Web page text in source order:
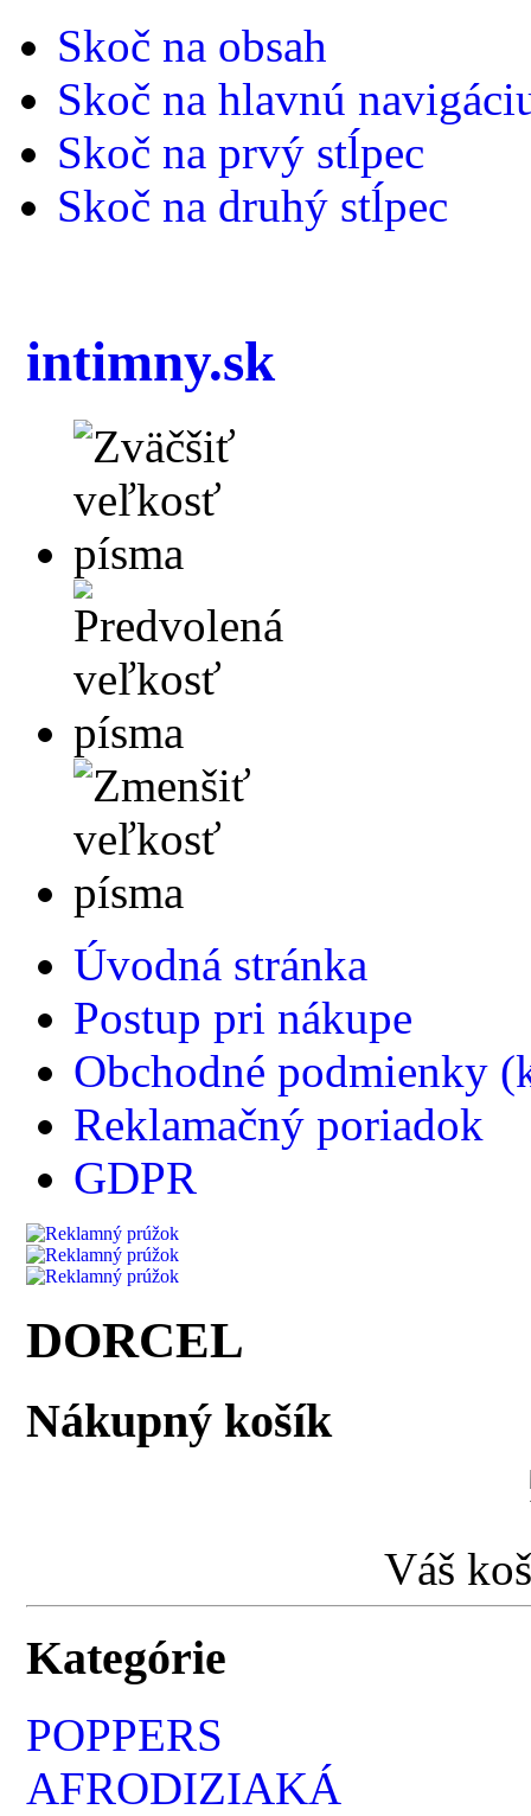
Skoč na obsah
Skoč na hlavnú
Skoč na prvý stĺpec
Skoč na druhý stĺpec
intimny.sk
Úvodná stránka
Postup pri nákupe
Obchodné podmienky
Reklamačný poriadok
GDPR
DORCEL
Nákupný košík
Váš
Kategórie
POPPERS
AFRODIZIAKÁ